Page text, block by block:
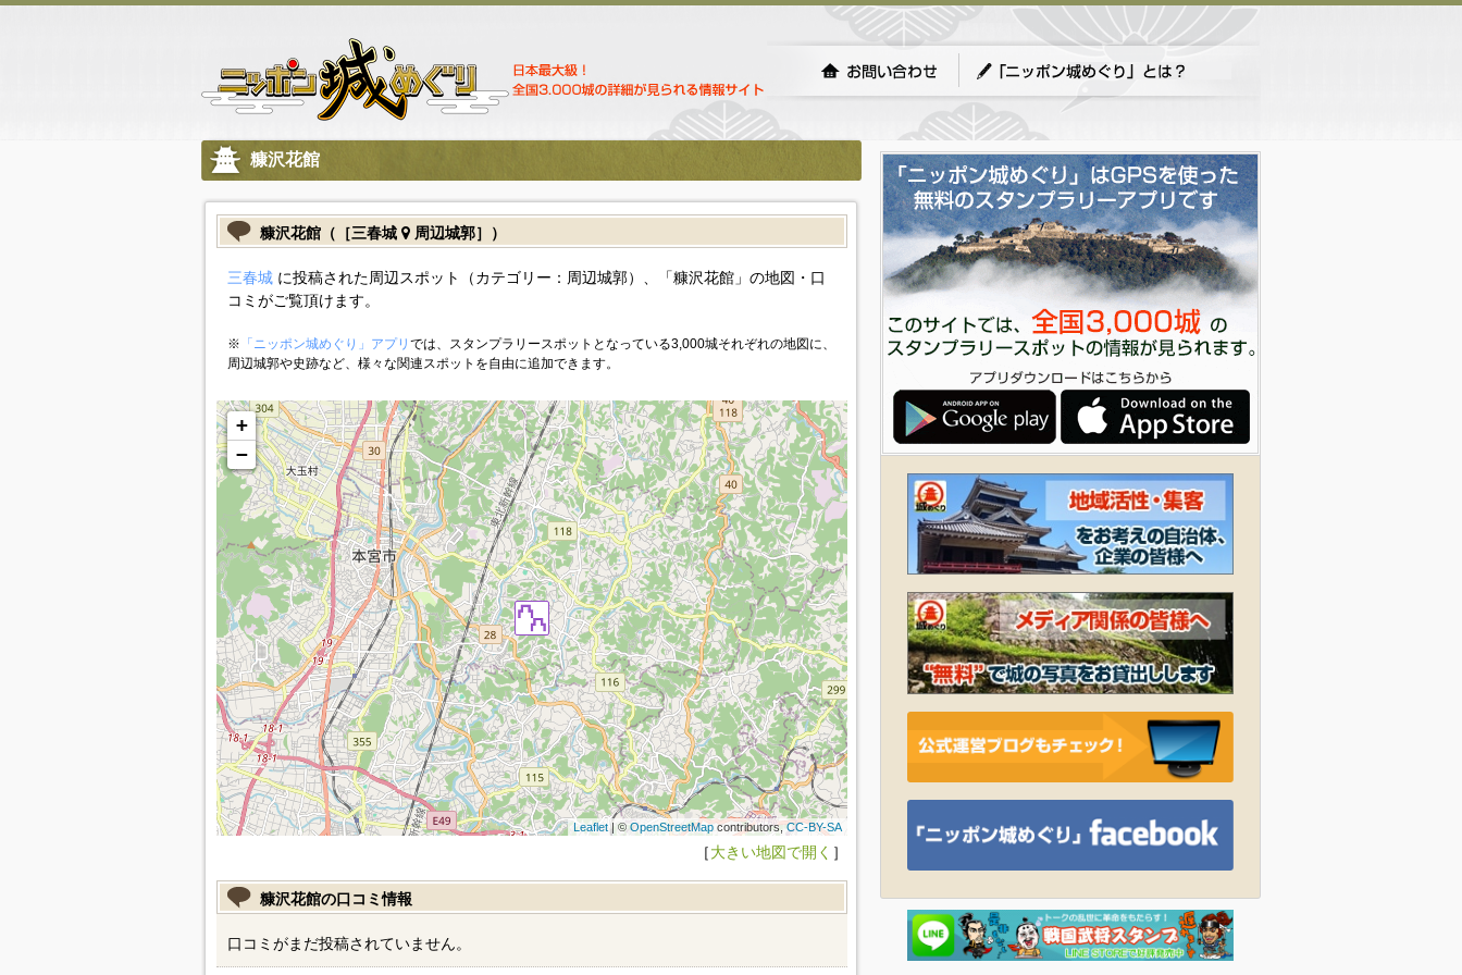
糠沢花館
糠沢花館（［三春城 周辺城郭］）
三春城に投稿された周辺スポット（カテゴリー：周辺城郭）、「糠沢花館」の地図・口
コミがご覧頂けます。
※ 「ニッポン城めぐり」アプリ では、スタンプラリースポットとなっている3,000城それぞれの地図に、
周辺城郭や史跡など、様々な関連スポットを自由に追加できます。
+
−
Leaflet| © OpenStreetMapcontributors,CC-BY-SA
［大きい地図で開く ］
糠沢花館の口コミ情報
口コミがまだ投稿されていません。